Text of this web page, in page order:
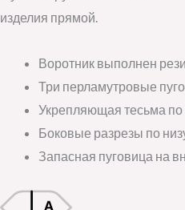
изделия прямой.
Воротник выполнен
Три перламутровые
Укрепляющая тесьма по
Боковые разрезы по
Запасная пуговица на
(royal)